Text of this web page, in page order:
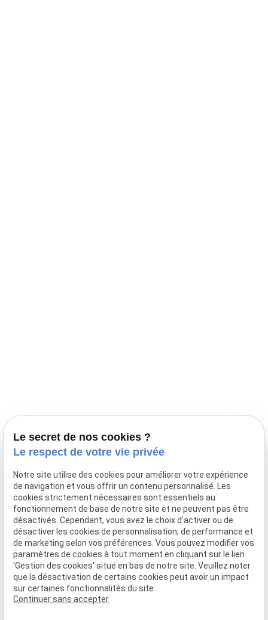
03 28 68 82 00
06 80 84 45 90
Adresse
10, chemin de Cassel
59470 BOLLEZEELE
Horaires
09:00 - 17:00
Lundi - Samedi
Le secret de nos cookies ?
Le respect de votre vie privée
Notre site utilise des cookies pour améliorer votre expérience
de navigation et vous offrir un contenu personnalisé. Les
cookies strictement nécessaires sont essentiels au
fonctionnement de base de notre site et ne peuvent pas être
désactivés. Cependant, vous avez le choix d'activer ou de
désactiver les cookies de personnalisation, de performance et
de marketing selon vos préférences. Vous pouvez modifier vos
paramètres de cookies à tout moment en cliquant sur le lien
'Gestion des cookies' situé en bas de notre site. Veuillez noter
que la désactivation de certains cookies peut avoir un impact
sur certaines fonctionnalités du site.
Continuer sans accepter